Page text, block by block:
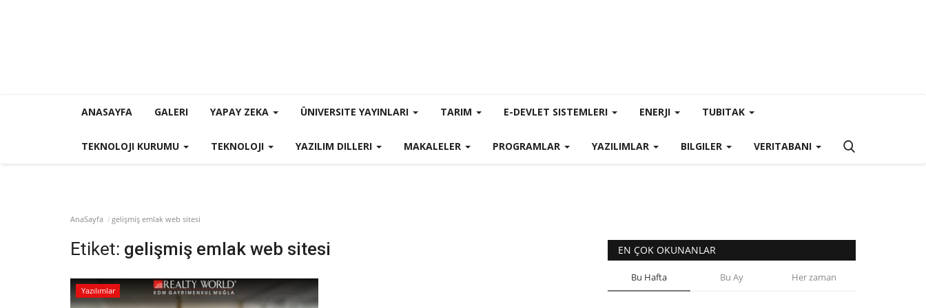
ANASAYFA GALERI YAPAY ZEKA ÜNIVERSITE YAYINLARI TARIM E-DEVLET SISTEMLERI ENERJI TUBITAK
TEKNOLOJI KURUMU TEKNOLOJI YAZILIM DILLERI MAKALELER PROGRAMLAR YAZILIMLAR BILGILER VERITABANI
AnaSayfa gelişmiş emlak web sitesi
Etiket: gelişmiş emlak web sitesi
Yazılımlar
EN ÇOK OKUNANLAR
Bu Hafta Bu Ay Her zaman